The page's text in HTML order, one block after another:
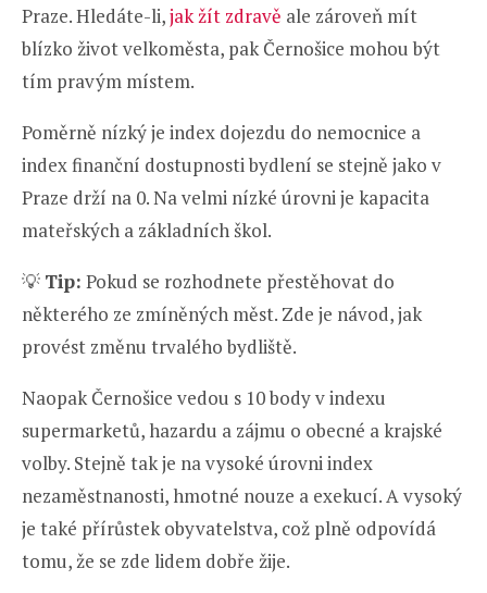
Praze. Hledáte-li,jak žít zdravě ale zároveň mít
blízko život velkoměsta, pak Černošice mohou být
tím pravým místem.
Poměrně nízký je index dojezdu do nemocnice a
index finanční dostupnosti bydlení se stejně jako v
Praze drží na 0. Na velmi nízké úrovni je kapacita
mateřských a základních škol.
💡 Tip: Pokud se rozhodnete přestěhovat do
některého ze zmíněných měst. Zde je návod, jak
provést změnu trvalého bydliště.
Naopak Černošice vedou s 10 body v indexu
supermarketů, hazardu a zájmu o obecné a krajské
volby. Stejně tak je na vysoké úrovni index
nezaměstnanosti, hmotné nouze a exekucí. A vysoký
je také přírůstek obyvatelstva, což plně odpovídá
tomu, že se zde lidem dobře žije.